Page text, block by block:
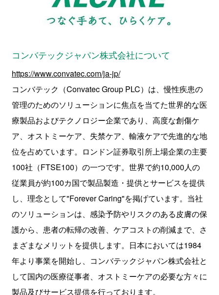
コンバテックジャパン株式会社について
https://www.convatec.com/ja-jp/
コンバテック（Convatec Group PLC）は、慢性疾患の
管理のためのソリューションに焦点を当てた世界的な医
療製品およびテクノロジー企業であり、高度な創傷ケ
ア、オストミーケア、失禁ケア、輸液ケアで先進的な地
位を占めています。ロンドン証券取引所上場企業の主要
100社（FTSE100）の一つです。世界で約10,000人の
従業員が約100カ国で製品製造・提供とサービスを提供
し、理念として"Forever Caring"を掲げています。当社
のソリューションは、感染予防やリスクのある皮膚の保
護から、患者の転帰の改善、ケアコストの削減まで、さ
まざまなメリットを提供します。日本においては1984
年より事業を開始し、コンバテックジャパン株式会社と
して国内の医療従事者、オストミーケアの必要な方々に
製品及びサービス提供を行っております。